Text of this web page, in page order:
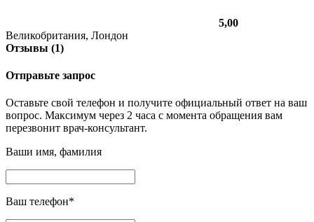
5,00
Великобритания, Лондон
Отзывы (1)
Отправьте запрос
Оставьте свой телефон и получите официальный ответ на ваш
вопрос. Максимум через 2 часа с момента обращения вам
перезвонит врач-консультант.
Ваши имя, фамилия
Ваш телефон*